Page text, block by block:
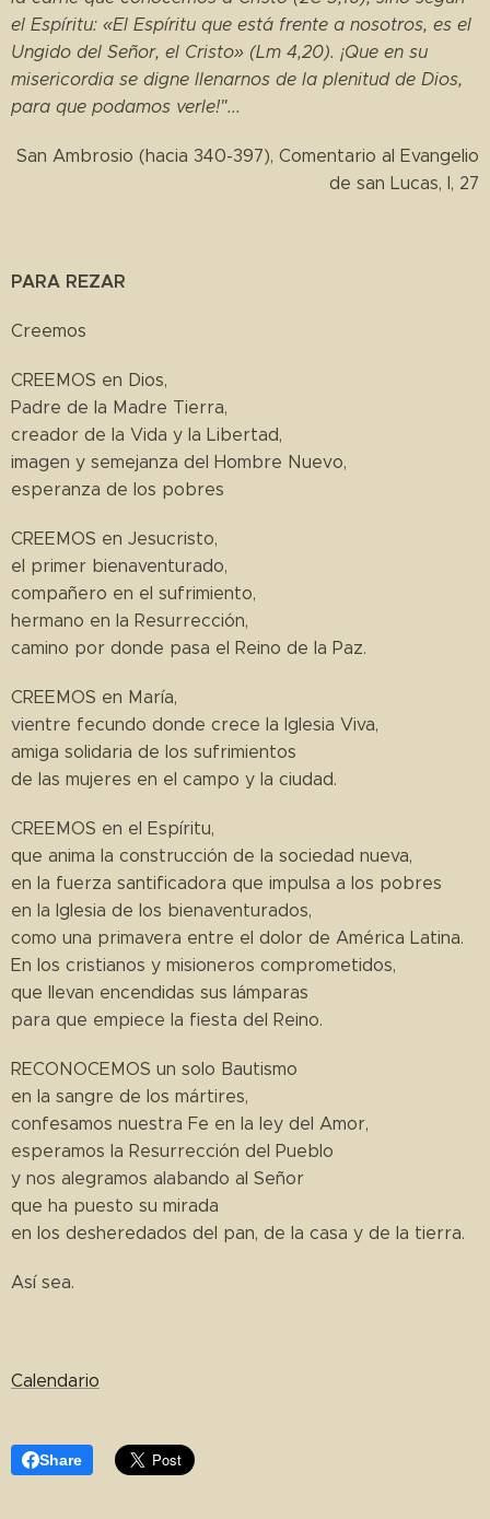
el Espíritu: «El Espíritu que está frente a nosotros, es el
Ungido del Señor, el Cristo» (Lm 4,20). ¡Que en su
misericordia se digne llenarnos de la plenitud de Dios,
para que podamos verle!"...
San Ambrosio (hacia 340-397), Comentario al Evangelio
de san Lucas, I, 27
PARA REZAR
Creemos
CREEMOS en Dios,
Padre de la Madre Tierra,
creador de la Vida y la Libertad,
imagen y semejanza del Hombre Nuevo,
esperanza de los pobres
CREEMOS en Jesucristo,
el primer bienaventurado,
compañero en el sufrimiento,
hermano en la Resurrección,
camino por donde pasa el Reino de la Paz.
CREEMOS en María,
vientre fecundo donde crece la Iglesia Viva,
amiga solidaria de los sufrimientos
de las mujeres en el campo y la ciudad.
CREEMOS en el Espíritu,
que anima la construcción de la sociedad nueva,
en la fuerza santificadora que impulsa a los pobres
en la Iglesia de los bienaventurados,
como una primavera entre el dolor de América Latina.
En los cristianos y misioneros comprometidos,
que llevan encendidas sus lámparas
para que empiece la fiesta del Reino.
RECONOCEMOS un solo Bautismo
en la sangre de los mártires,
confesamos nuestra Fe en la ley del Amor,
esperamos la Resurrección del Pueblo
y nos alegramos alabando al Señor
que ha puesto su mirada
en los desheredados del pan, de la casa y de la tierra.
Así sea.
Calendario
Share